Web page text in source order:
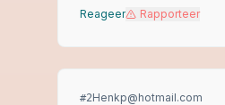
Reageer Rapporteer
#2Henkp@hotmail.com